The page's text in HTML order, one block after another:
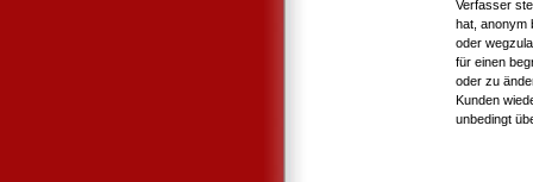
Verfasser
hat, anonym
oder
für einen
oder zu
Kunden
unbedingt